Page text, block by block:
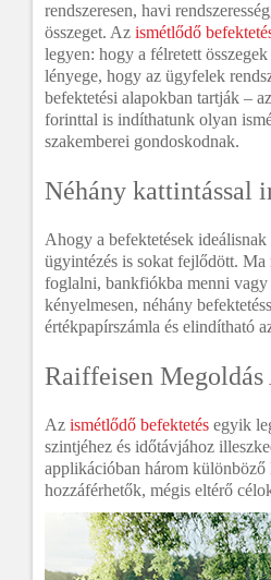
rendszeresen, havi
összeget. Az ismétlődő
legyen: hogy a félretett
lényege, hogy az ügyfelek
befektetési alapokban tartják –
forinttal is indíthatunk olyan
szakemberei gondoskodnak.
Néhány kattintással
Ahogy a befektetések
ügyintézés is sokat fejlődött. Ma
foglalni, bankfiókba menni
kényelmesen, néhány
értékpapírszámla és elindítható
Raiffeisen
Az ismétlődő befektetés egyik
szintjéhez és időtávjához
applikációban három
hozzáférhetők, mégis eltérő